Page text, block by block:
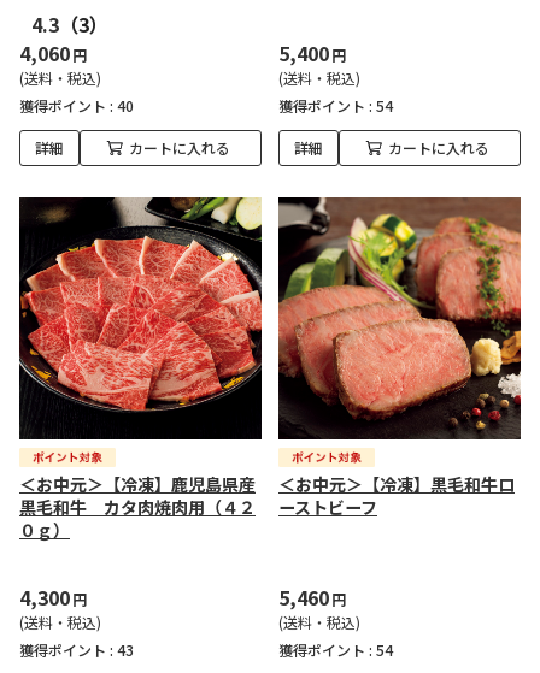
4.3 （3）
4,060円
(送料・税込)
獲得ポイント : 40
詳細 カートに入れる
5,400円
(送料・税込)
獲得ポイント : 54
詳細 カートに入れる
＜お中元＞【冷凍】鹿児島県産
黒毛和牛 カタ肉焼肉用（４２
０ｇ）
4,300円
(送料・税込)
獲得ポイント : 43
＜お中元＞【冷凍】黒毛和牛ロ
ーストビーフ
5,460円
(送料・税込)
獲得ポイント : 54